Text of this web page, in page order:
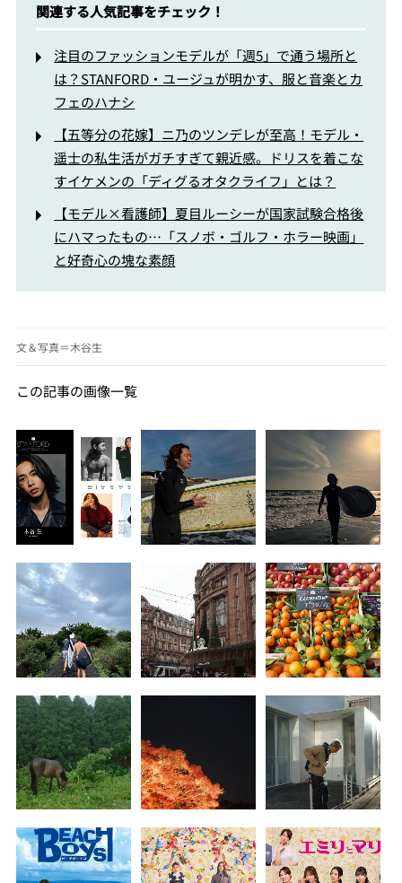
関連する人気記事をチェック！
注目のファッションモデルが「週5」で通う場所と
は？STANFORD・ユージュが明かす、服と音楽とカ
フェのハナシ
【五等分の花嫁】ニ乃のツンデレが至高！モデル・
遥士の私生活がガチすぎて親近感。ドリスを着こな
すイケメンの「ディグるオタクライフ」とは？
【モデル×看護師】夏目ルーシーが国家試験合格後
にハマったもの…「スノボ・ゴルフ・ホラー映画」
と好奇心の塊な素顔
文＆写真＝木谷生
この記事の画像一覧